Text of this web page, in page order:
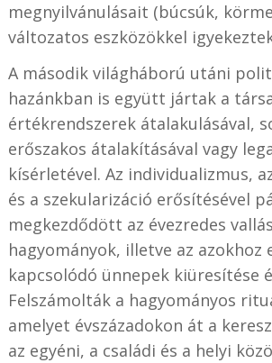
megnyilvánulásait (búcsúk,
változatos eszközökkel
A második világháború utáni
hazánkban is együtt jártak a
értékrendszerek átalakulásával,
erőszakos átalakításával vagy
kísérletével. Az individualizmus,
és a szekularizáció erősítésével
megkezdődött az évezredes
hagyományok, illetve az azokhoz
kapcsolódó ünnepek kiüresítése
Felszámolták a hagyományos
amelyet évszázadokon át a
az egyéni, a családi és a helyi